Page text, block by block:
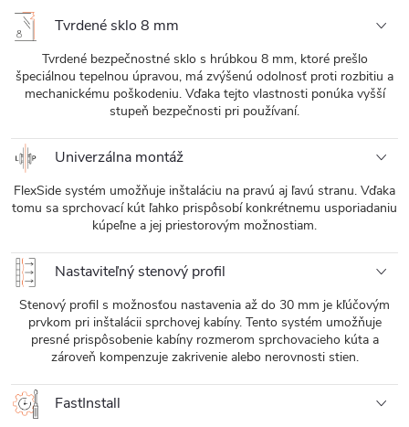
Tvrdené sklo 8 mm
Tvrdené bezpečnostné sklo s hrúbkou 8 mm, ktoré prešlo
špeciálnou tepelnou úpravou, má zvýšenú odolnosť proti rozbitiu a
mechanickému poškodeniu. Vďaka tejto vlastnosti ponúka vyšší
stupeň bezpečnosti pri používaní.
Univerzálna montáž
FlexSide systém umožňuje inštaláciu na pravú aj ľavú stranu. Vďaka
tomu sa sprchovací kút ľahko prispôsobí konkrétnemu usporiadaniu
kúpeľne a jej priestorovým možnostiam.
Nastaviteľný stenový profil
Stenový profil s možnosťou nastavenia až do 30 mm je kľúčovým
prvkom pri inštalácii sprchovej kabíny. Tento systém umožňuje
presné prispôsobenie kabíny rozmerom sprchovacieho kúta a
zároveň kompenzuje zakrivenie alebo nerovnosti stien.
FastInstall